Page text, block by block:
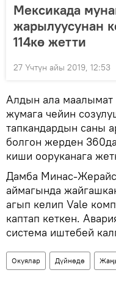
Мексикада
жарылуусунан
114кө жетти
27 Үчтүн айы 2019, 12:53
Алдын ала маалымат
жумага чейин
тапкандардын саны
болгон жерден
киши ооруканага
Дамба Минас-
аймагында
агып келип Vale
каптап кеткен.
система иштебей
Окуялар Дүйнөдө